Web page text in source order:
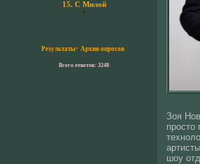
15. С Милой
Результаты· Архив опросов
Всего ответов: 3248
Зоя
просто
шоу